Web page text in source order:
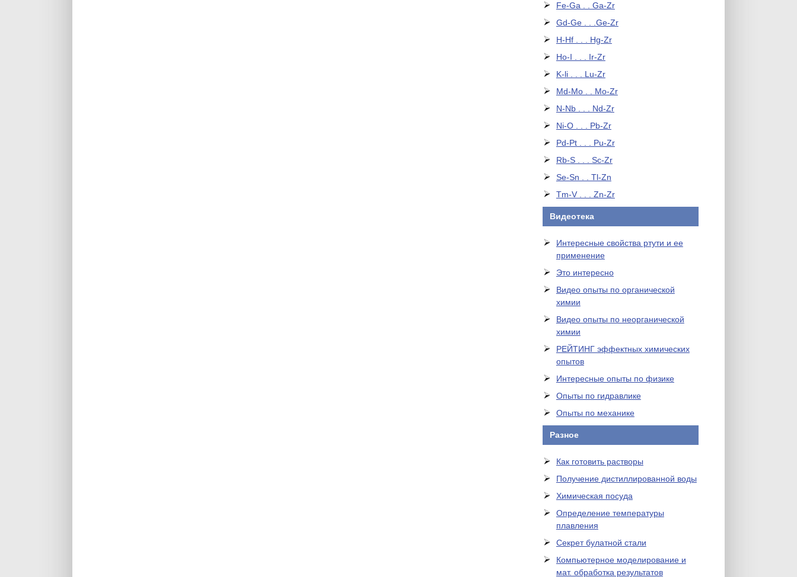
Fe-Ga . . Ga-Zr
Gd-Ge . . .Ge-Zr
H-Hf . . . Hg-Zr
Ho-I . . . Ir-Zr
K-li . . . Lu-Zr
Md-Mo . . Mo-Zr
N-Nb . . . Nd-Zr
Ni-O . . . Pb-Zr
Pd-Pt . . . Pu-Zr
Rb-S . . . Sc-Zr
Se-Sn . . Tl-Zn
Tm-V . . . Zn-Zr
Видеотека
Интересные свойства ртути и ее
применение
Это интересно
Видео опыты по органической
химии
Видео опыты по неорганической
химии
РЕЙТИНГ эффектных химических
опытов
Интересные опыты по физике
Опыты по гидравлике
Опыты по механике
Разное
Как готовить растворы
Получение дистиллированной воды
Химическая посуда
Определение температуры
плавления
Секрет булатной стали
Компьютерное моделирование и
мат. обработка результатов